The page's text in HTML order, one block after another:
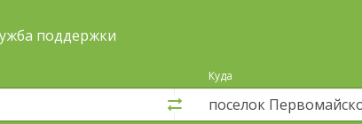
поддержки
Куда